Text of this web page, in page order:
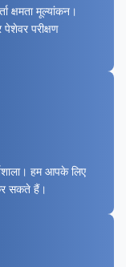
मूल्यांकन।
परीक्षण
हम आपके लिए
सकते हैं।